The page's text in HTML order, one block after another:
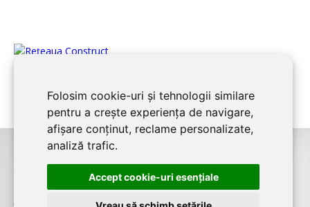
Folosim cookie-uri și tehnologii similare
pentru a crește experiența de navigare,
afișare conținut, reclame personalizate,
analiză trafic.
Accept cookie-uri esenţiale
pentru firme. Proiect digital dezvoltat deLIVE COMMUNICATIONS SRL
J12/4191/2006, RO19492087